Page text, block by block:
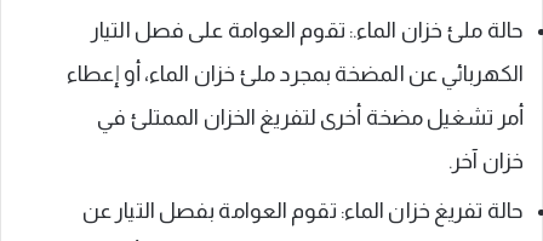
حالة ملئ خزان الماء.: تقوم العوامة على فصل التيار
الكهربائي عن المضخة بمجرد ملئ خزان الماء، أو إعطاء
أمر تشغيل مضخة أخرى لتفريغ الخزان الممتلئ في
خزان آخر.
حالة تفريغ خزان الماء: تقوم العوامة بفصل التيار عن